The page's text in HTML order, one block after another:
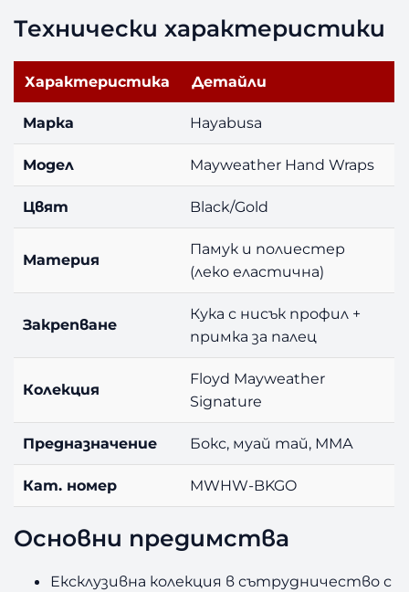
Технически характеристики
Характеристика Детайли
Марка Hayabusa
Модел Mayweather Hand Wraps
Цвят Black/Gold
Материя
Памук и полиестер
(леко еластична)
Закрепване
Кука с нисък профил +
примка за палец
Колекция
Floyd Mayweather
Signature
Предназначение Бокс, муай тай, ММА
Кат. номер MWHW-BKGO
Основни предимства
Ексклузивна колекция в сътрудничество с